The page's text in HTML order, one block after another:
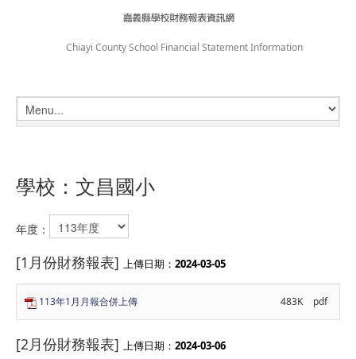
Chiayi County School Financial Statement Information
學校：文昌國小
年度：
[1月份財務報表] 上傳日期： 2024-03-05
113年1月月報合併上傳 483K pdf
[2月份財務報表] 上傳日期： 2024-03-06